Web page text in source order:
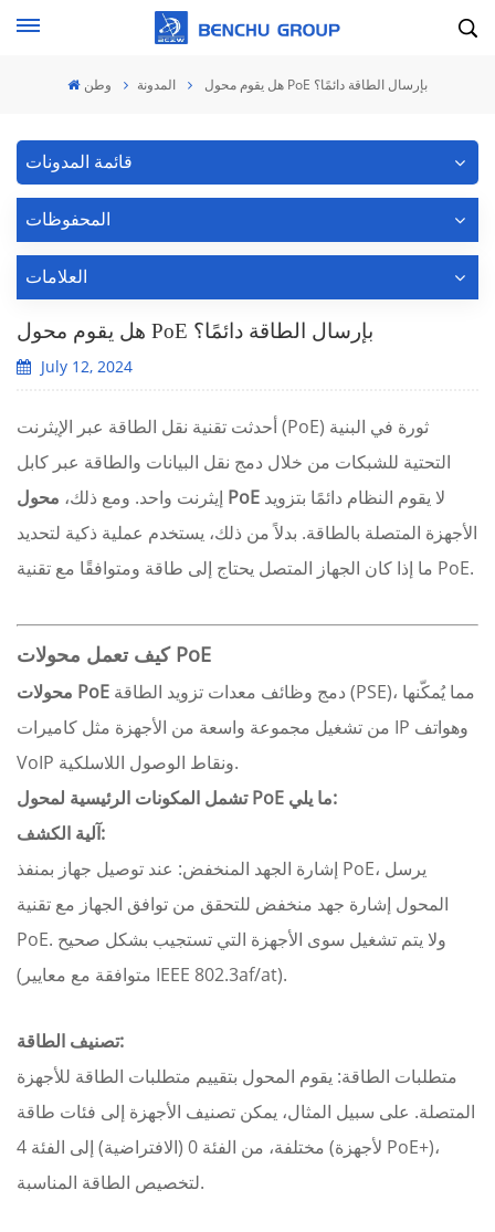
وطن المدونة هل يقوم محول PoE بإرسال الطاقة دائمًا؟
قائمة المدونات
المحفوظات
العلامات
هل يقوم محول PoE بإرسال الطاقة دائمًا؟
July 12, 2024
أحدثت تقنية نقل الطاقة عبر الإيثرنت (PoE) ثورة في البنية
التحتية للشبكات من خلال دمج نقل البيانات والطاقة عبر كابل
إيثرنت واحد. ومع ذلك، محول PoE
الأجهزة المتصلة بالطاقة. بدلاً من ذلك، يستخدم عملية ذكية لتحديد
ما إذا كان الجهاز المتصل يحتاج إلى طاقة ومتوافقًا مع تقنية PoE.
كيف تعمل محولات PoE
محولات PoE
من تشغيل مجموعة واسعة من الأجهزة مثل كاميرات IP وهواتف
VoIP ونقاط الوصول اللاسلكية.
تشمل المكونات الرئيسية لمحول PoE ما يلي:
آلية الكشف:
إشارة الجهد المنخفض: عند توصيل جهاز بمنفذ PoE، يرسل
المحول إشارة جهد منخفض للتحقق من توافق الجهاز مع تقنية
PoE. ولا يتم تشغيل سوى الأجهزة التي تستجيب بشكل صحيح
(متوافقة مع معايير IEEE 802.3af/at).
تصنيف الطاقة:
متطلبات الطاقة: يقوم المحول بتقييم متطلبات الطاقة للأجهزة
المتصلة. على سبيل المثال، يمكن تصنيف الأجهزة إلى فئات طاقة
مختلفة، من الفئة 0 (الافتراضية) إلى الفئة 4 (لأجهزة PoE+)،
لتخصيص الطاقة المناسبة.